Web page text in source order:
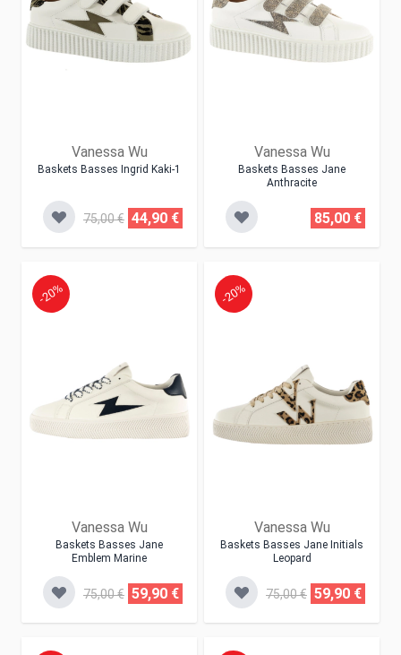
Vanessa Wu
Baskets Basses Ingrid Kaki-1
75,00 € 44,90 €
Vanessa Wu
Baskets Basses Jane
Anthracite
85,00 €
Vanessa Wu
Baskets Basses Jane
Emblem Marine
-20%
75,00 € 59,90 €
Vanessa Wu
Baskets Basses Jane Initials
Leopard
-20%
75,00 € 59,90 €